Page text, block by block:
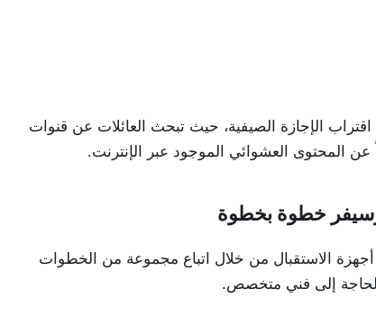
الإجازة الصيفية، حيث تبحث العائلات عن قنوات
عن المحتوى العشوائي الموجود عبر الإنترنت.
الاستقبال من خلال اتباع مجموعة من الخطوات
إلى فني متخصص.